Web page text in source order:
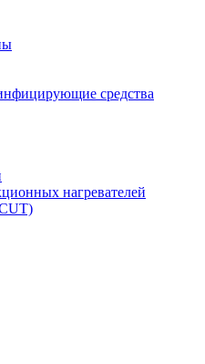
средства
нагревателей